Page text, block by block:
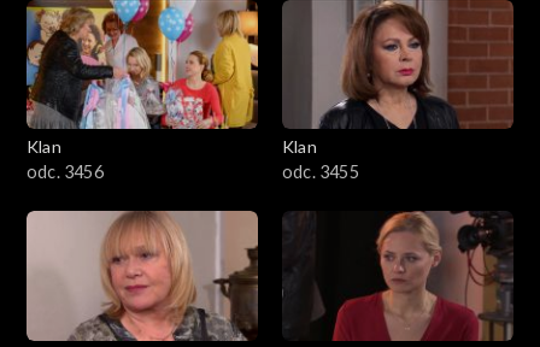
Klan
odc. 3456
Klan
odc. 3455